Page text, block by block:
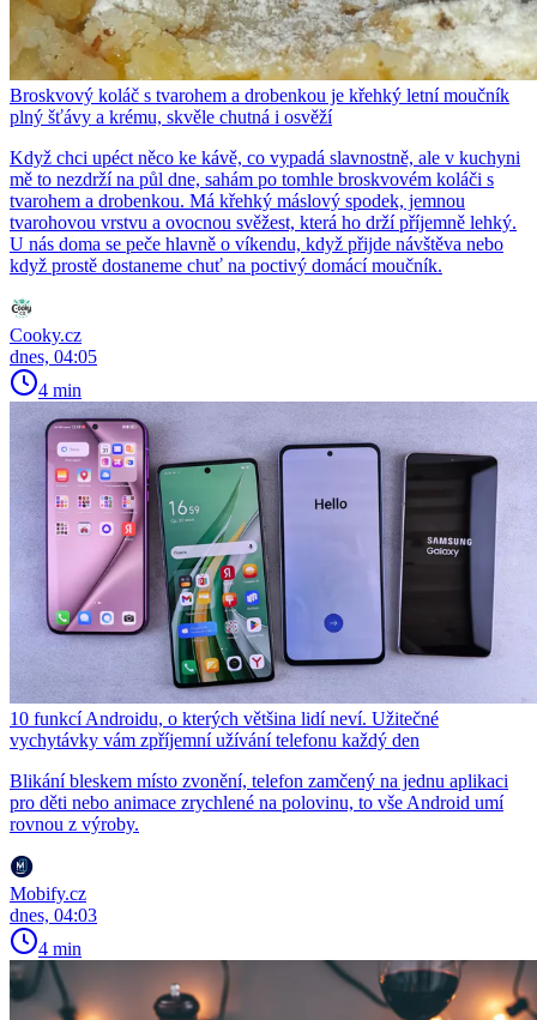
Broskvový koláč s tvarohem a drobenkou je křehký letní moučník
plný šťávy a krému, skvěle chutná i osvěží
Když chci upéct něco ke kávě, co vypadá slavnostně, ale v kuchyni
mě to nezdrží na půl dne, sahám po tomhle broskvovém koláči s
tvarohem a drobenkou. Má křehký máslový spodek, jemnou
tvarohovou vrstvu a ovocnou svěžest, která ho drží příjemně lehký.
U nás doma se peče hlavně o víkendu, když přijde návštěva nebo
když prostě dostaneme chuť na poctivý domácí moučník.
Cooky.cz
dnes, 04:05
4 min
10 funkcí Androidu, o kterých většina lidí neví. Užitečné
vychytávky vám zpříjemní užívání telefonu každý den
Blikání bleskem místo zvonění, telefon zamčený na jednu aplikaci
pro děti nebo animace zrychlené na polovinu, to vše Android umí
rovnou z výroby.
Mobify.cz
dnes, 04:03
4 min